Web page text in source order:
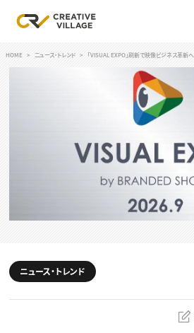
クリエイター求人を探す
CREATIVE JOB求人検索
採用説明会
スキルアップしたい！
スキルアップしたい！ トップ
デザイン
TOP Creator’s コラム
HOME ニュース・トレンド 「VISUAL EXPO」刷新で映像ビジネス革新へ
ニュース・トレンド